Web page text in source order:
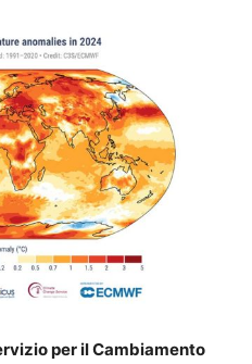
per il Cambiamento